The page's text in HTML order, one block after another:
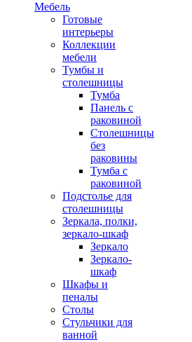
Мебель
Готовые
интерьеры
Коллекции
мебели
Тумбы и
столешницы
Тумба
Панель с
раковиной
Столешницы
без
раковины
Тумба с
раковиной
Подстолье для
столешницы
Зеркала, полки,
зеркало-шкаф
Зеркало
Зеркало-
шкаф
Шкафы и
пеналы
Столы
Стульчики для
ванной